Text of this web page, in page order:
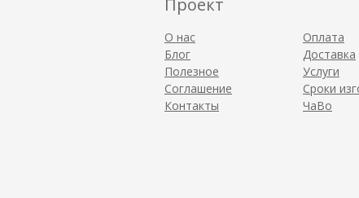
Проект
О нас
Блог
Полезное
Соглашение
Контакты
Оплата
Доставка
Услуги
Сроки
ЧаВо